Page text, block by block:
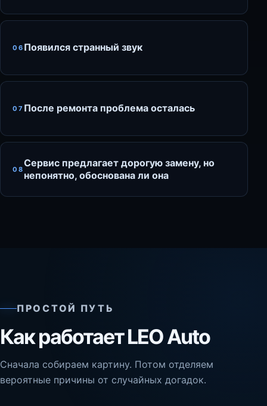
06 Появился странный звук
07 После ремонта проблема осталась
08
Сервис предлагает дорогую замену, но
непонятно, обоснована ли она
ПРОСТОЙ ПУТЬ
Как работает LEO Auto
Сначала собираем картину. Потом отделяем
вероятные причины от случайных догадок.